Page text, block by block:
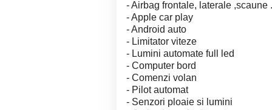
- Airbag frontale, laterale ,scaune .
- Apple car play
- Android auto
- Limitator viteze
- Lumini automate full led
- Computer bord
- Comenzi volan
- Pilot automat
- Senzori ploaie si lumini